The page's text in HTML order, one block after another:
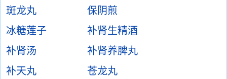
斑龙丸
保阴煎
冰糖莲子
补肾生精酒
补肾汤
补肾养脾丸
补天丸
苍龙丸